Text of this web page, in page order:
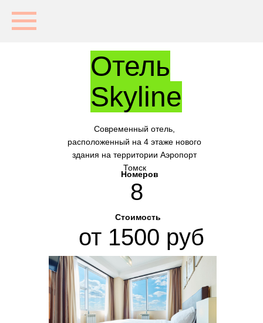
Отель
Skyline
Cовременный отель,
расположенный на 4 этаже нового
здания на территории Аэропорт
Томск
8
Номеров
от 1500 руб
Стоимость